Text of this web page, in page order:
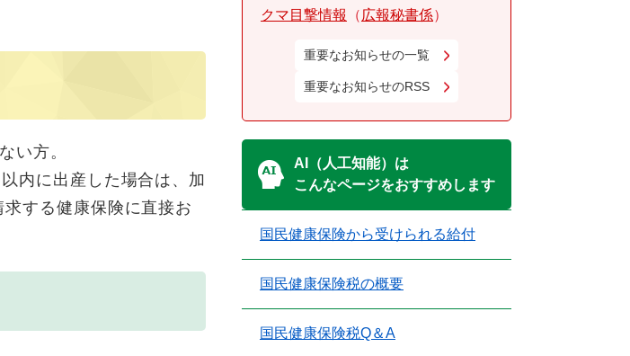
い方。
内に出産した場合は、加
する健康保険に直接お
クマ目撃情報
広報秘書係
重要なお知らせの一覧
重要なお知らせのRSS
AI（人工知能）は
こんなページをおすすめします
国民健康保険から受けられる給付
国民健康保険税の概要
国民健康保険税Q＆A